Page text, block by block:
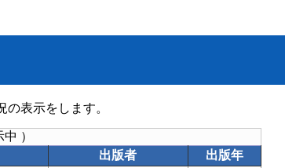
表示をします。
）
出版者
出版年